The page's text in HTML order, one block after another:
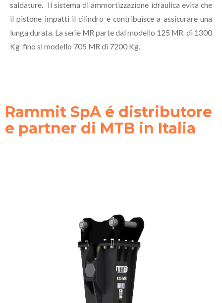
saldature. Il sistema di ammortizzazione idraulica evita che
il pistone impatti il cilindro e contribuisce a assicurare una
lunga durata. La serie MR parte dal modello 125 MR di 1300
Kg fino sl modello 705 MR di 7200 Kg.
Rammit SpA é distributore
e partner di MTB in Italia